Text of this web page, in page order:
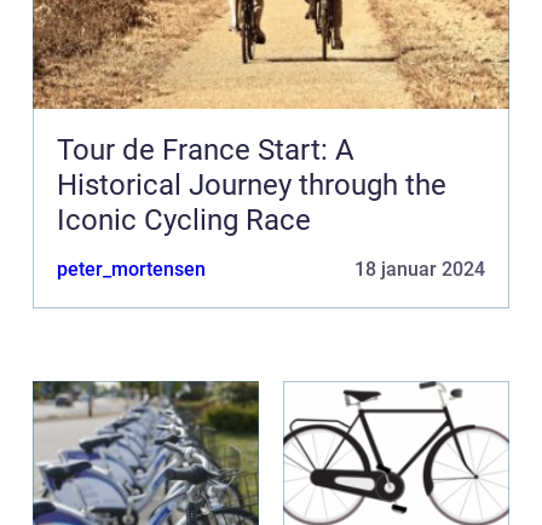
Tour de France Start: A
Historical Journey through the
Iconic Cycling Race
peter_mortensen 18 januar 2024